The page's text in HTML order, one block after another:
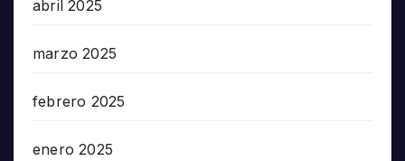
abril 2025
marzo 2025
febrero 2025
enero 2025